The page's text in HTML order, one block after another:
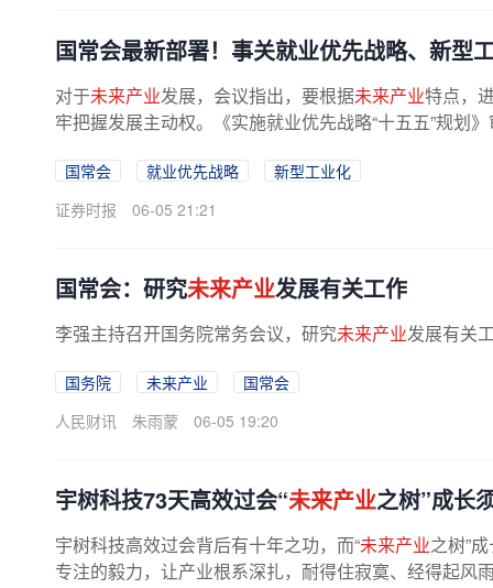
国常会最新部署！事关就业优先战略、新型
对于未来产业发展，会议指出，要根据未来产业特点，
牢把握发展主动权。《实施就业优先战略“十五五”规划
国常会 就业优先战略
新型工业化
证券时报
06-05 21:21
国常会：研究未来产业发展有关工作
李强主持召开国务院常务会议，研究未来产业发展有关
国务院 未来产业
国常会
人民财讯
朱雨蒙 06-05 19:20
宇树科技73天高效过会“未来产业之树”成长
宇树科技高效过会背后有十年之功，而“未来产业之树”
专注的毅力，让产业根系深扎，耐得住寂寞、经得起风